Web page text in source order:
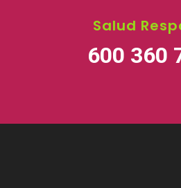
Salud
600 360